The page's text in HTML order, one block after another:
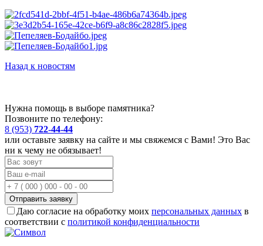
Назад к новостям
Нужна помощь в выборе памятника?
Позвоните по телефону:
8 (953) 722-44-44
или оставьте заявку на сайте и мы свяжемся с Вами! Это Вас
ни к чему не обязывает!
Отправить заявку
Даю согласие на обработку моих персональных данных в
соответствии с политикой конфиденциальности